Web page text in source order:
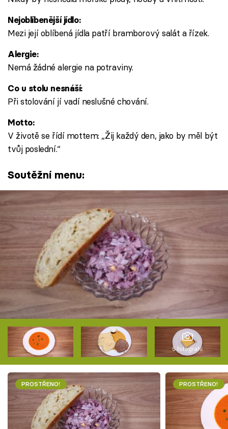
Nejoblíbenější jídlo:
Mezi její oblíbená jídla patří bramborový salát a řízek.
Alergie:
Nemá žádné alergie na potraviny.
Co u stolu nesnáší:
Při stolování jí vadí neslušné chování.
Motto:
V životě se řídí mottem: „Žij každý den, jako by měl být
tvůj poslední.“
Soutěžní menu:
5 fotografií
PROSTŘENO! PROSTŘENO!